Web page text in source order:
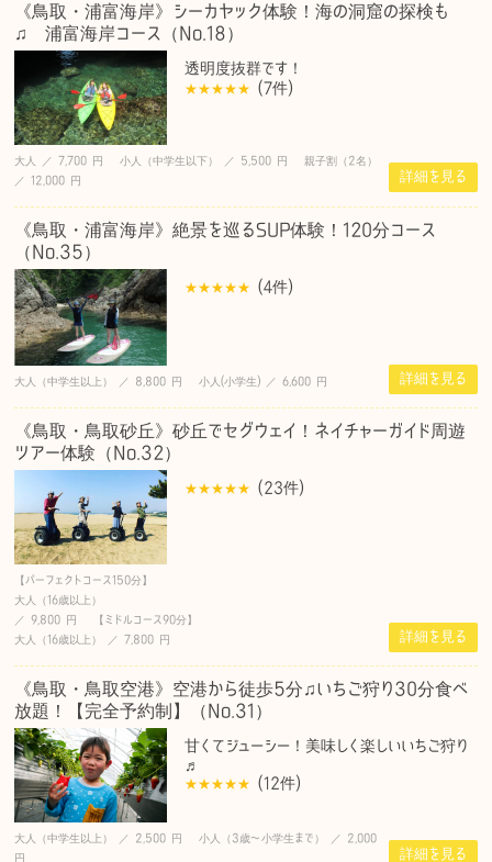
《鳥取・浦富海岸》シーカヤック体験！海の洞窟の探検も
♫ 浦富海岸コース（No.18）
透明度抜群です！
(7件)
大人 ／ 7,700 円 小人（中学生以下） ／ 5,500 円 親子割（2名）
／ 12,000 円
詳細を見る
《鳥取・浦富海岸》絶景を巡るSUP体験！120分コース
（No.35）
(4件)
大人（中学生以上） ／ 8,800 円 小人(小学生) ／ 6,600 円 詳細を見る
《鳥取・鳥取砂丘》砂丘でセグウェイ！ネイチャーガイド周遊
ツアー体験（No.32）
(23件)
【パーフェクトコース150分】
大人（16歳以上）
／ 9,800 円 【ミドルコース90分】
大人（16歳以上） ／ 7,800 円
詳細を見る
《鳥取・鳥取空港》空港から徒歩5分♫いちご狩り30分食べ
放題！【完全予約制】（No.31）
甘くてジューシー！美味しく楽しいいちご狩り
♬
(12件)
大人（中学生以上） ／ 2,500 円 小人（3歳〜小学生まで） ／ 2,000
円
詳細を見る